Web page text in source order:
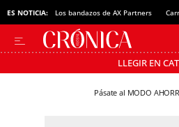
ES NOTICIA: Los bandazos de AX Partners
LLEGIR EN
Pásate al MODO